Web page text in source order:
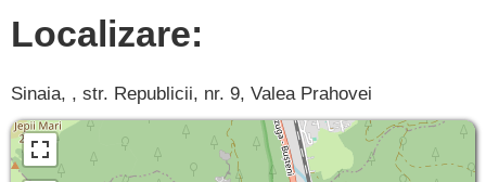
Localizare:
Sinaia, , str. Republicii, nr. 9, Valea Prahovei